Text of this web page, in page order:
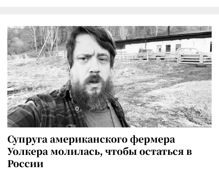
Супруга американского фермера
Уолкера молилась, чтобы остаться в
России